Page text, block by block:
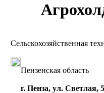
Сельскохозяйственная
Пензенская область
г. Пенза, ул. Светлая,